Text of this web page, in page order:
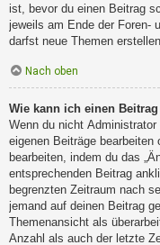
ist, bevor du einen Beitrag
jeweils am Ende der Foren-
darfst neue Themen
Nach oben
Wie kann ich einen
Wenn du nicht
eigenen Beiträge
bearbeiten, indem du das
entsprechenden Beitrag
begrenzten Zeitraum nach
jemand auf deinen Beitrag
Themenansicht als
Anzahl als auch der letzte